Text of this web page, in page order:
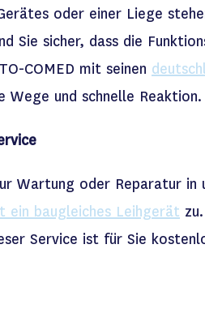
oder einer Liege
Sie sicher, dass die
COMED mit seinen
Wege und schnelle Reaktion.
Wartung oder Reparatur in
ein baugleiches Leihgerät
Service ist für Sie